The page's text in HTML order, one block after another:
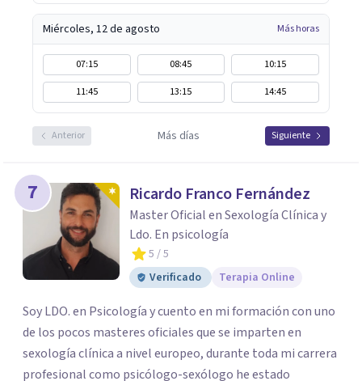
Miércoles, 12 de agosto Más horas
07:15 08:45
10:15
11:45
13:15 14:45
Anterior Más días Siguiente
7 Ricardo Franco Fernández
Master Oficial en Sexología Clínica y
Ldo. En psicología
5 / 5
Verificado
Terapia Online
Soy LDO. en Psicología y cuento en mi formación con uno
de los pocos masteres oficiales que se imparten en
sexología clínica a nivel europeo, durante toda mi carrera
profesional como psicólogo-sexólogo he estado